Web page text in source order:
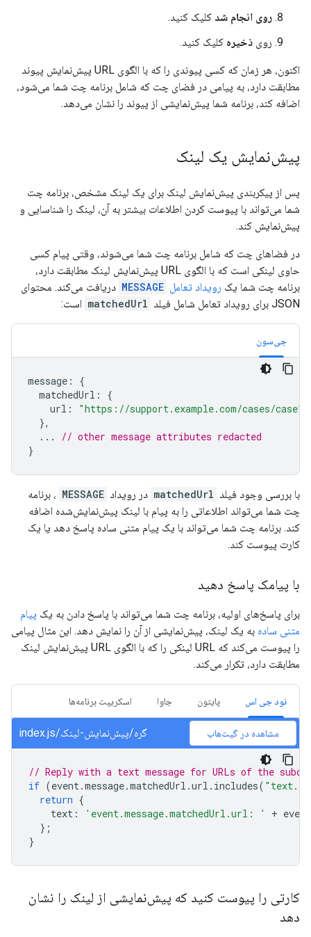
روی انجام شد کلیک کنید.
روی ذخیره کلیک کنید.
اکنون، هر زمان که کسی پیوندی را که با الگوی URL پیش‌نمایش پیوند
مطابقت دارد، به پیامی در فضای چت که شامل برنامه چت شما می‌شود،
اضافه کند، برنامه شما پیش‌نمایشی از پیوند را نشان می‌دهد.
پیش‌نمایش یک لینک
پس از پیکربندی پیش‌نمایش لینک برای یک لینک مشخص، برنامه چت
شما می‌تواند با پیوست کردن اطلاعات بیشتر به آن، لینک را شناسایی و
پیش‌نمایش کند.
در فضاهای چت که شامل برنامه چت شما می‌شوند، وقتی پیام کسی
حاوی لینکی است که با الگوی URL پیش‌نمایش لینک مطابقت دارد،
برنامه چت شما یک رویداد تعامل MESSAGE دریافت می‌کند. محتوای
JSON برای رویداد تعامل شامل فیلد
matchedUrl است:
جی‌سون
message :
{
matchedUrl :
{
url :
"https://support.example.com/cases/
},
...
// other message attributes redacted
}
با بررسی وجود فیلد matchedUrl در رویداد MESSAGE ، برنامه
چت شما می‌تواند اطلاعاتی را به پیام با لینک پیش‌نمایش‌شده اضافه
کند. برنامه چت شما می‌تواند با یک پیام متنی ساده پاسخ دهد یا یک
کارت پیوست کند.
با پیامک پاسخ دهید
برای پاسخ‌های اولیه، برنامه چت شما می‌تواند با پاسخ دادن به یک پیام
متنی ساده به یک لینک، پیش‌نمایشی از آن را نمایش دهد. این مثال پیامی
را پیوست می‌کند که URL لینکی را که با الگوی URL پیش‌نمایش لینک
مطابقت دارد، تکرار می‌کند.
نود جی اس پایتون جاوا اسکریپت برنامه‌ها
گره/پیش‌نمایش-لینک/index.js مشاهده در گیت‌هاب
// Reply with a text message for URLs of the
if (event.message.matchedUrl .url . includes(
return {
text : 'event.message.matchedUrl.url: ' + event
};
}
کارتی را پیوست کنید که پیش‌نمایشی از لینک را نشان
دهد